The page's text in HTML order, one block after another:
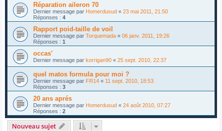
Réparation aileron 70
Dernier message par Homerdusud « 23 mai 2011, 21:50
Réponses : 4
Rapport poid-taille de voil
Dernier message par Torquemada « 06 janv. 2011, 19:26
Réponses : 1
occas'
Dernier message par korrigan90 « 25 sept. 2010, 22:37
quel matos formula pour moi ?
Dernier message par FR14 « 11 sept. 2010, 18:53
Réponses : 3
20 ans aprés
Dernier message par Homerdusud « 24 août 2010, 07:27
Réponses : 2
Nouveau sujet